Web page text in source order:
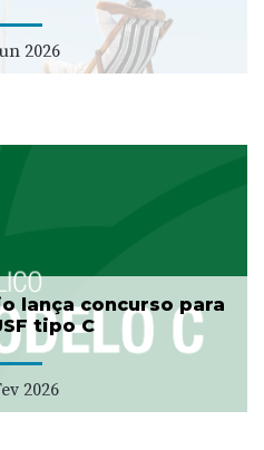
2026
lança concurso para
tipo C
2026